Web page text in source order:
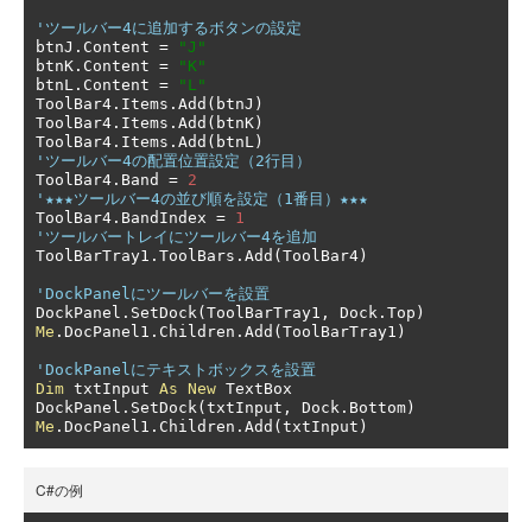
'ツールバー4に追加するボタンの設定
btnJ . Content =
"J"
btnK . Content =
"K"
btnL . Content =
"L"
ToolBar4 . Items . Add ( btnJ )
ToolBar4 . Items . Add ( btnK)
ToolBar4 . Items . Add ( btnL )
'ツールバー4の配置位置設定（2行目）
ToolBar4 . Band = 2
'★★★ツールバー4の並び順を設定（1番目）★★★
ToolBar4 . BandIndex = 1
'ツールバートレイにツールバー4を追加
ToolBarTray1 . ToolBars . Add (ToolBar4)
'DockPanelにツールバーを設置
DockPanel . SetDock (ToolBarTray1 , Dock . Top )
Me . DocPanel1 . Children . Add (ToolBarTray1 )
'DockPanelにテキストボックスを設置
Dim txtInput As New TextBox
DockPanel . SetDock (txtInput , Dock . Bottom)
Me . DocPanel1 . Children . Add (txtInput )
C#の例